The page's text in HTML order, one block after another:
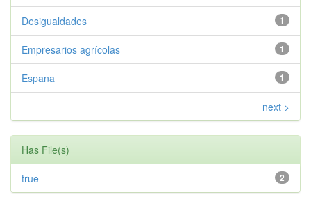
1
Desigualdades
1
Empresarios agrícolas
1
Espana
next >
Has File(s)
2
true